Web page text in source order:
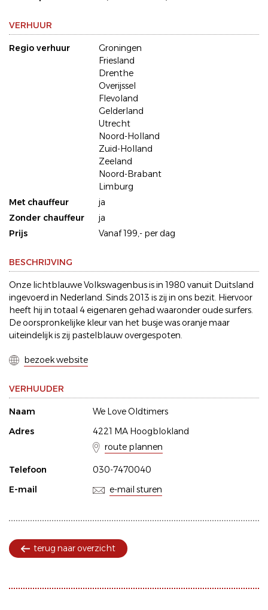
VERHUUR
Regio verhuur
Groningen
Friesland
Drenthe
Overijssel
Flevoland
Gelderland
Utrecht
Noord-Holland
Zuid-Holland
Zeeland
Noord-Brabant
Limburg
Met chauffeur
ja
Zonder chauffeur
ja
Prijs
Vanaf 199,- per dag
BESCHRIJVING
Onze lichtblauwe Volkswagenbus is in 1980 vanuit Duitsland
ingevoerd in Nederland. Sinds 2013 is zij in ons bezit. Hiervoor
heeft hij in totaal 4 eigenaren gehad waaronder oude surfers.
De oorspronkelijke kleur van het busje was oranje maar
uiteindelijk is zij pastelblauw overgespoten.
bezoek website
VERHUUDER
Naam
We Love Oldtimers
Adres
4221 MA Hoogblokland
route plannen
Telefoon
030-7470040
E-mail
e-mail sturen
terug naar overzicht